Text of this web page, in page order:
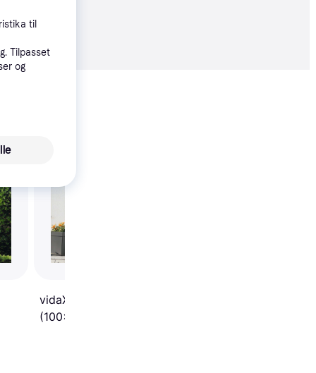
kr.
vidaXL - Yderdør H
(100x210cm)
til
Tilpasset
og